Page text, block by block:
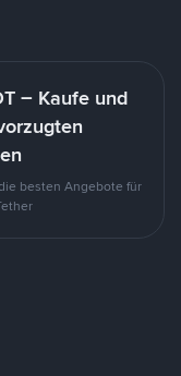
– Kaufe und
besten Angebote für